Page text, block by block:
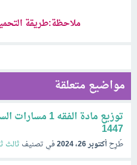
ملاحظة:طريقة
مواضيع متعلقة
1447
طُرِحأكتوبر 26، 2024 في تصنيف ثالث